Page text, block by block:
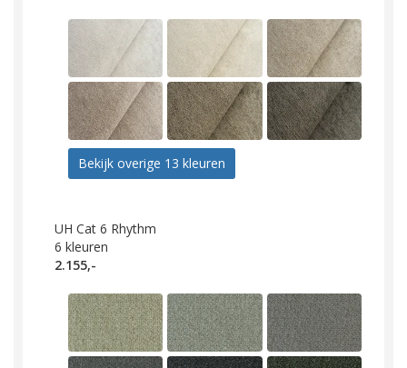
Bekijk overige 13 kleuren
UH Cat 6 Rhythm
6 kleuren
2.155,-